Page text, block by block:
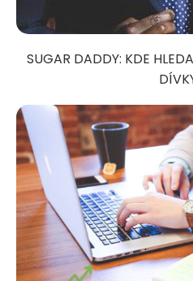
SUGAR DADDY: KDE